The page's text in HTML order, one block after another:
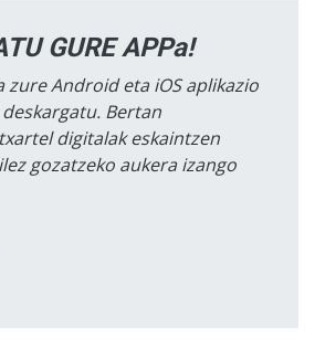
GURE APPa!
zure Android eta iOS aplikazio
Bertan
digitalak eskaintzen
gozatzeko aukera izango